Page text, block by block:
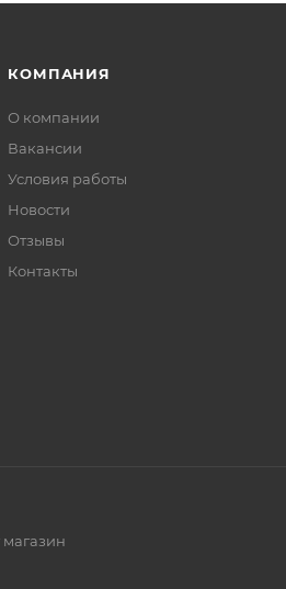
КОМПАНИЯ
О компании
Вакансии
Условия работы
Новости
Отзывы
Контакты